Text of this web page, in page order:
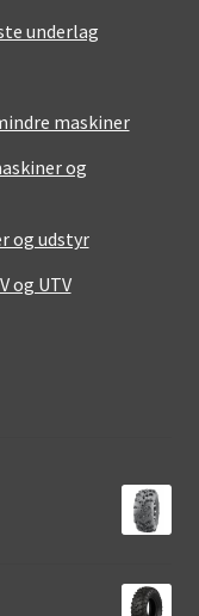
underlag
maskiner
og
og udstyr
og UTV